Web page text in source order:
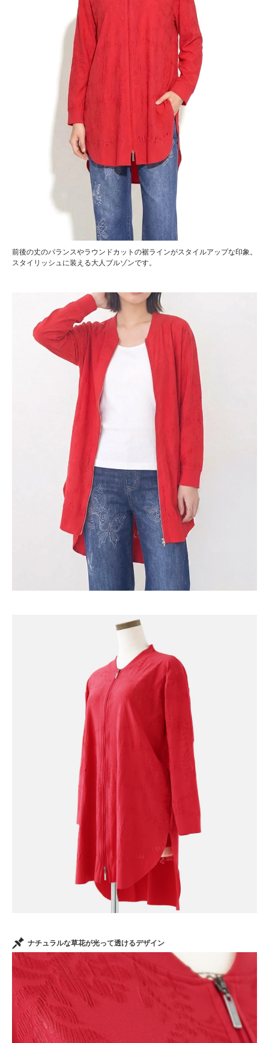
前後の丈のバランスやラウンドカットの裾ラインがスタイルアップな印象。
スタイリッシュに装える大人ブルゾンです。
ナチュラルな草花が光って透けるデザイン